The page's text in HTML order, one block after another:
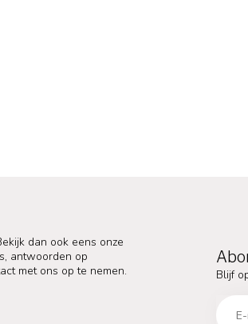
dan ook eens onze
antwoorden op
met ons op te nemen.
Blijf